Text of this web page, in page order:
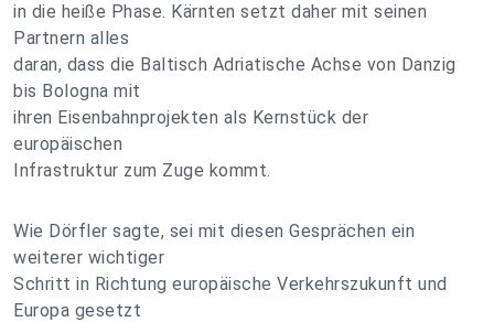
in die heiße Phase. Kärnten setzt daher mit seinen
Partnern alles
daran, dass die Baltisch Adriatische Achse von Danzig
bis Bologna mit
ihren Eisenbahnprojekten als Kernstück der
europäischen
Infrastruktur zum Zuge kommt.
Wie Dörfler sagte, sei mit diesen Gesprächen ein
weiterer wichtiger
Schritt in Richtung europäische Verkehrszukunft und
Europa gesetzt